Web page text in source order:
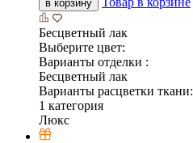
в корзину
Бесцветный лак
Выберите цвет:
Варианты отделки :
Бесцветный лак
Варианты расцветки ткани:
1 категория
Люкс